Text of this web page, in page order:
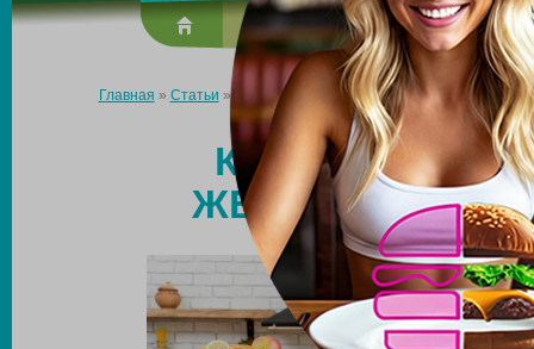
О препарате Усиль эффект
Главная » Статьи »Как быстро убрать жир с боков женщине в
КАК БЫСТРО
ЖЕНЩИНЕ В